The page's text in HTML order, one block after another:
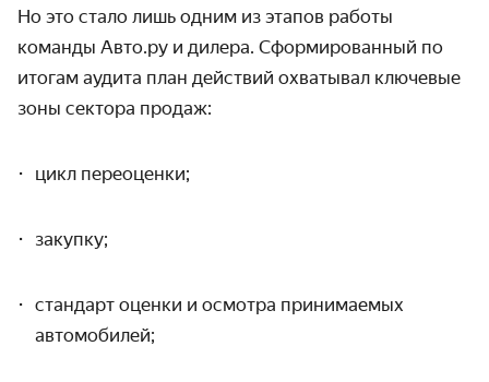
Но это стало лишь одним из этапов работы
команды Авто.ру и дилера. Сформированный по
итогам аудита план действий охватывал ключевые
зоны сектора продаж:
цикл переоценки;
закупку;
стандарт оценки и осмотра принимаемых
автомобилей;